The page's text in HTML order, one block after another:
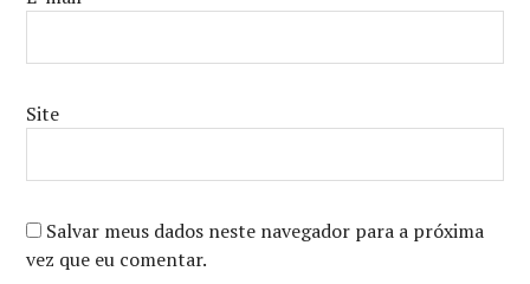
Site
Salvar meus dados neste navegador para a próxima
vez que eu comentar.